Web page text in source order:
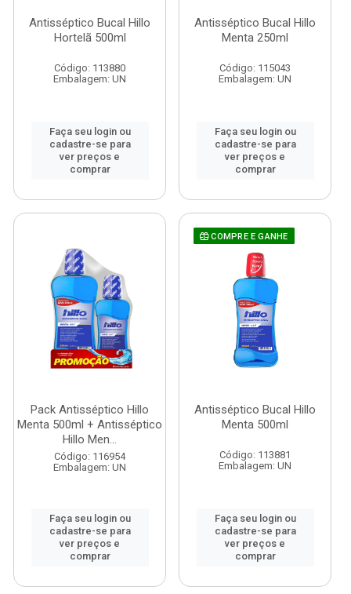
Antisséptico Bucal Hillo
Hortelã 500ml
Código: 113880
Embalagem: UN
Faça seu login ou
cadastre-se para
ver preços e
comprar
Antisséptico Bucal Hillo
Menta 250ml
Código: 115043
Embalagem: UN
Faça seu login ou
cadastre-se para
ver preços e
comprar
Pack Antisséptico Hillo
Menta 500ml + Antisséptico
Hillo Men...
Código: 116954
Embalagem: UN
Faça seu login ou
cadastre-se para
ver preços e
comprar
COMPRE E GANHE
Antisséptico Bucal Hillo
Menta 500ml
Código: 113881
Embalagem: UN
Faça seu login ou
cadastre-se para
ver preços e
comprar